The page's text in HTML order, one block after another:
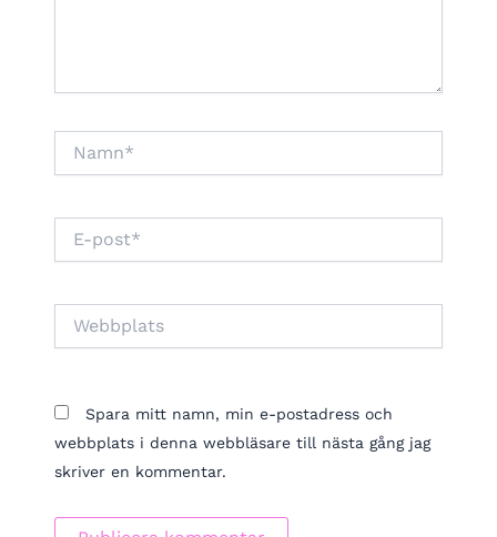
post*
Spara mitt namn, min e-postadress och
webbplats i denna webbläsare till nästa gång jag
skriver en kommentar.